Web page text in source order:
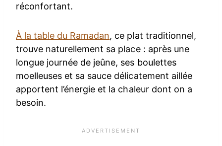
réconfortant.
À la table du Ramadan, ce plat traditionnel,
trouve naturellement sa place : après une
longue journée de jeûne, ses boulettes
moelleuses et sa sauce délicatement aillée
apportent l’énergie et la chaleur dont on a
besoin.